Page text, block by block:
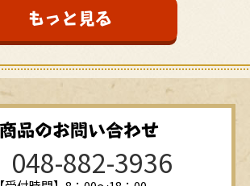
もっと見る
品のお問い合わせ
048-882-3936